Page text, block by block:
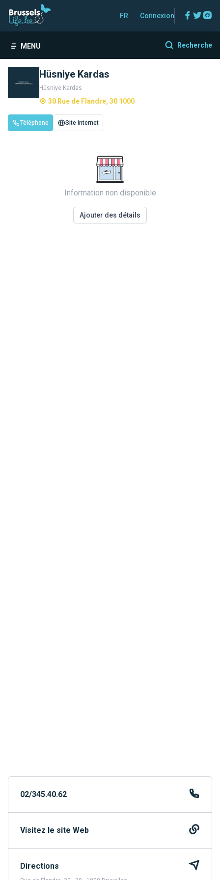
FR Connexion
MENU Recherche
Hüsniye Kardas
Hüsniye Kardas
30 Rue de Flandre, 30 1000
Téléphone Site Internet
Information non disponible
Ajouter des détails
02/345.40.62
Visitez le site Web
Directions